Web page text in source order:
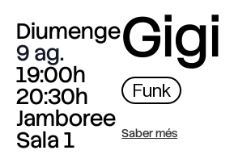
Diumenge
9 ag.
19:00h
20:30h
Jamboree
Sala 1
Funk
Saber més